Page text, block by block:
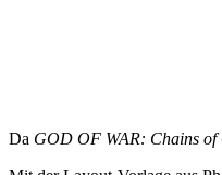
Da GOD OF WAR: Chains of